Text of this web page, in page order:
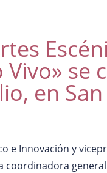
se
en
e Innovación y
coordinadora